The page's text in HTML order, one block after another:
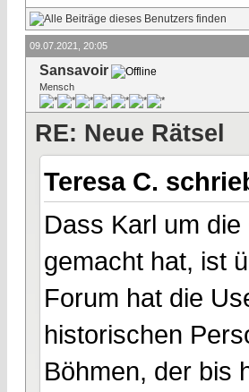
09.07.2021, 20:05
Sansavoir
Mensch
RE: Neue Rätsel
Teresa C.
Dass Karl um
gemacht hat, ist
Forum hat die
historischen
Böhmen, der bis